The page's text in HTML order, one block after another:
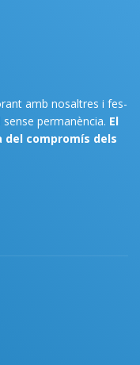
amb nosaltres i fes-
permanència. El
compromís dels